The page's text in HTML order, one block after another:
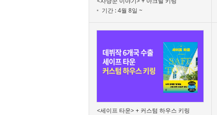
기간 : 4월 8일 ~
<세이프 타운> + 커스텀 하우스 키링